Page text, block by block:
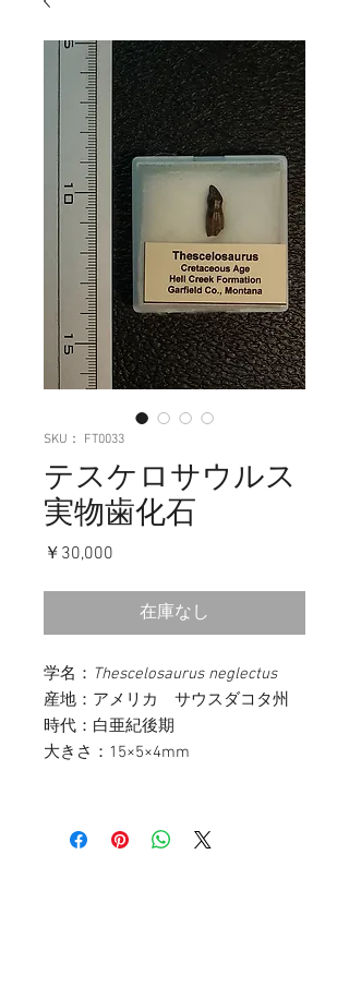
SKU： FT0033
テスケロサウルス
実物歯化石
￥30,000
在庫なし
学名： Thescelosaurus neglectus
産地：アメリカ サウスダコタ州
時代：白亜紀後期
大きさ：15×5×4mm